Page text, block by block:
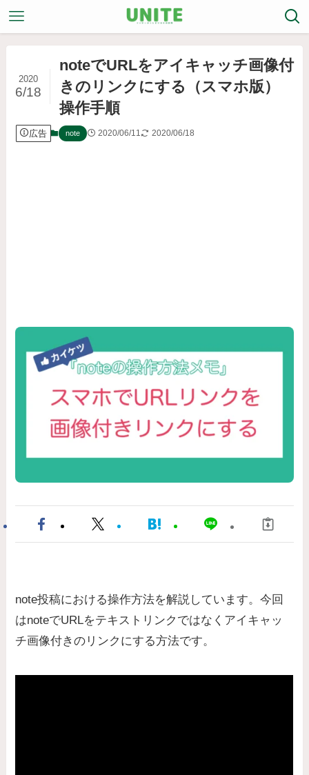
noteでURLをアイキャッチ画像付
きのリンクにする（スマホ版）
操作手順
2020
6/18
広告 note 2020/06/11 2020/06/18
note投稿における操作方法を解説しています。今回
はnoteでURLをテキストリンクではなくアイキャッ
チ画像付きのリンクにする方法です。